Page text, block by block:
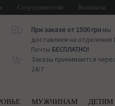
Сотрудничество Контакты
При заказе от 1500 грнмы
доставляем на отделение
Почты БЕСПЛАТНО!
Заказы принимаются
24/7
МУЖЧИНАМ ДЕТЯМ